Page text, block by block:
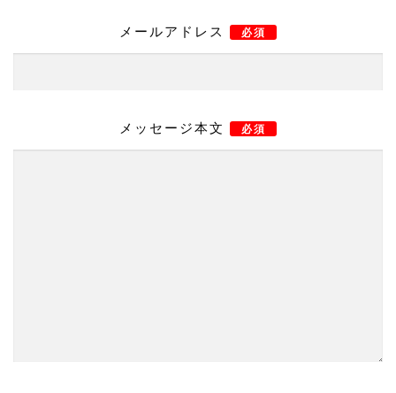
メールアドレス 必須
メッセージ本文 必須